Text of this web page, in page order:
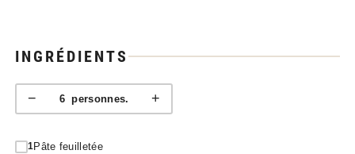
INGRÉDIENTS
− 6personnes. +
1Pâte feuilletée